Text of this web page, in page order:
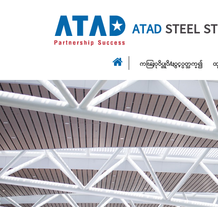
ATADSTEEL
ကၽြႏုိပ္တုိ႔ႏွင့္ပတ္သက္၍